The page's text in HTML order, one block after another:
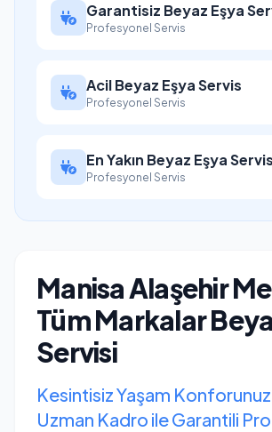
Garantisiz Beyaz Eşya
Profesyonel Servis
Acil Beyaz Eşya Servis
Profesyonel Servis
En Yakın Beyaz Eşya Servis
Profesyonel Servis
Manisa Alaşehir
Tüm Markalar
Servisi
Kesintisiz Yaşam
Uzman Kadro ile Garantili